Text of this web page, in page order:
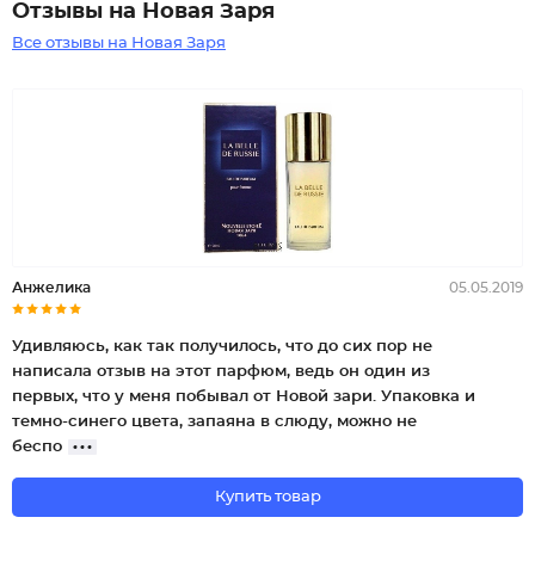
Отзывы на Новая Заря
Все отзывы на Новая Заря
Анжелика 05.05.2019
Удивляюсь, как так получилось, что до сих пор не
написала отзыв на этот парфюм, ведь он один из
первых, что у меня побывал от Новой зари. Упаковка и
темно-синего цвета, запаяна в слюду, можно не
беспо
Купить товар